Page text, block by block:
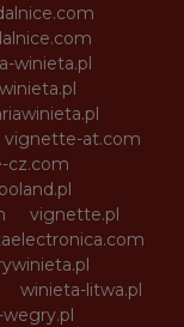
winieta.pl
vignette-at.com
cz.com
vignette.pl
winieta-litwa.pl